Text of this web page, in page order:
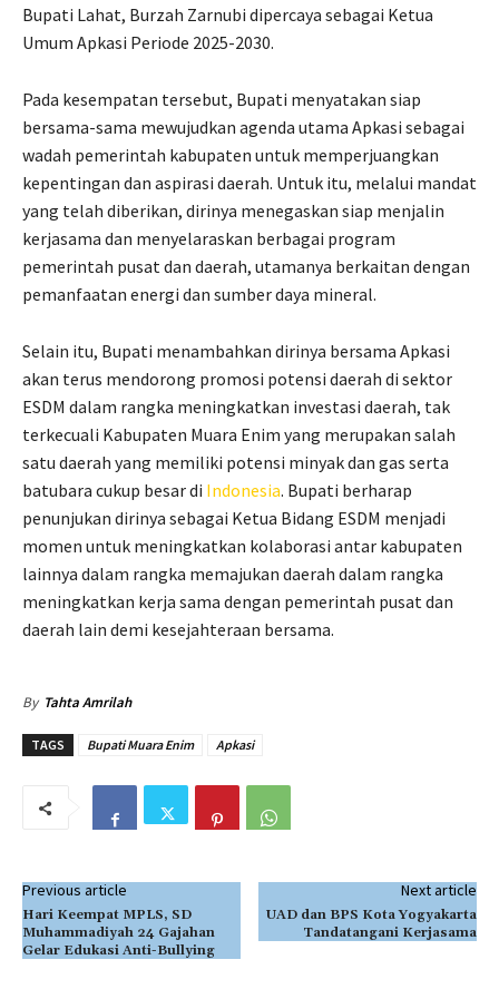
Bupati Lahat, Burzah Zarnubi dipercaya sebagai Ketua
Umum Apkasi Periode 2025-2030.
Pada kesempatan tersebut, Bupati menyatakan siap
bersama-sama mewujudkan agenda utama Apkasi sebagai
wadah pemerintah kabupaten untuk memperjuangkan
kepentingan dan aspirasi daerah. Untuk itu, melalui mandat
yang telah diberikan, dirinya menegaskan siap menjalin
kerjasama dan menyelaraskan berbagai program
pemerintah pusat dan daerah, utamanya berkaitan dengan
pemanfaatan energi dan sumber daya mineral.
Selain itu, Bupati menambahkan dirinya bersama Apkasi
akan terus mendorong promosi potensi daerah di sektor
ESDM dalam rangka meningkatkan investasi daerah, tak
terkecuali Kabupaten Muara Enim yang merupakan salah
satu daerah yang memiliki potensi minyak dan gas serta
batubara cukup besar di Indonesia. Bupati berharap
penunjukan dirinya sebagai Ketua Bidang ESDM menjadi
momen untuk meningkatkan kolaborasi antar kabupaten
lainnya dalam rangka memajukan daerah dalam rangka
meningkatkan kerja sama dengan pemerintah pusat dan
daerah lain demi kesejahteraan bersama.
By Tahta Amrilah
TAGS Bupati Muara Enim Apkasi
Previous article
Hari Keempat MPLS, SD
Muhammadiyah 24 Gajahan
Gelar Edukasi Anti-Bullying
Next article
UAD dan BPS Kota Yogyakarta
Tandatangani Kerjasama